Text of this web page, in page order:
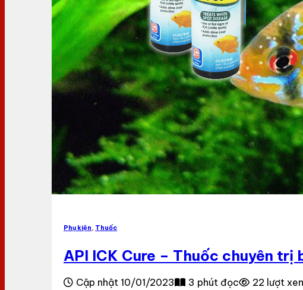
Phụ kiện, Thuốc
API ICK Cure – Thuốc chuyên
Cập nhật 10/01/2023 3 phút đọc 22 lượt